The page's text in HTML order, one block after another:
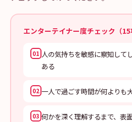
エンターテイナー度チェック（15
01 人の気持ちを敏感に察知して
ある
02 一人で過ごす時間が何よりも
03 何かを深く理解するまで、表